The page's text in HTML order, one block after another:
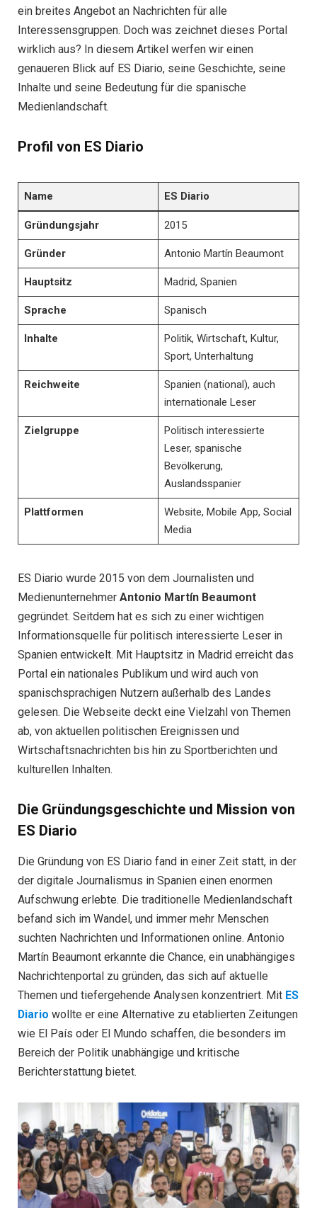
ein breites Angebot an Nachrichten für alle
Interessensgruppen. Doch was zeichnet dieses Portal
wirklich aus? In diesem Artikel werfen wir einen
genaueren Blick auf ES Diario, seine Geschichte, seine
Inhalte und seine Bedeutung für die spanische
Medienlandschaft.
Profil von ES Diario
Name ES Diario
Gründungsjahr 2015
Gründer Antonio Martín Beaumont
Hauptsitz Madrid, Spanien
Sprache Spanisch
Inhalte
Politik, Wirtschaft, Kultur,
Sport, Unterhaltung
Reichweite
Spanien (national), auch
internationale Leser
Zielgruppe
Politisch interessierte
Leser, spanische
Bevölkerung,
Auslandsspanier
Plattformen
Website, Mobile App, Social
Media
ES Diario wurde 2015 von dem Journalisten und
Medienunternehmer Antonio Martín Beaumont
gegründet. Seitdem hat es sich zu einer wichtigen
Informationsquelle für politisch interessierte Leser in
Spanien entwickelt. Mit Hauptsitz in Madrid erreicht das
Portal ein nationales Publikum und wird auch von
spanischsprachigen Nutzern außerhalb des Landes
gelesen. Die Webseite deckt eine Vielzahl von Themen
ab, von aktuellen politischen Ereignissen und
Wirtschaftsnachrichten bis hin zu Sportberichten und
kulturellen Inhalten.
Die Gründungsgeschichte und Mission von
ES Diario
Die Gründung von ES Diario fand in einer Zeit statt, in der
der digitale Journalismus in Spanien einen enormen
Aufschwung erlebte. Die traditionelle Medienlandschaft
befand sich im Wandel, und immer mehr Menschen
suchten Nachrichten und Informationen online. Antonio
Martín Beaumont erkannte die Chance, ein unabhängiges
Nachrichtenportal zu gründen, das sich auf aktuelle
Themen und tiefergehende Analysen konzentriert. Mit ES
Diario wollte er eine Alternative zu etablierten Zeitungen
wie El País oder El Mundo schaffen, die besonders im
Bereich der Politik unabhängige und kritische
Berichterstattung bietet.